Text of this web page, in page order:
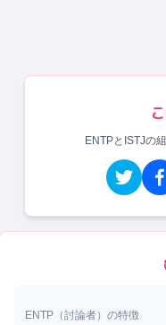
ENTPとISTJの
ENTP （討論者）の特徴